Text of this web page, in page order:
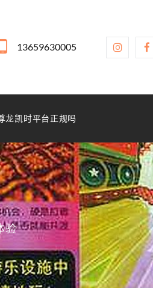
13659630005
龙凯时平台正规吗
验